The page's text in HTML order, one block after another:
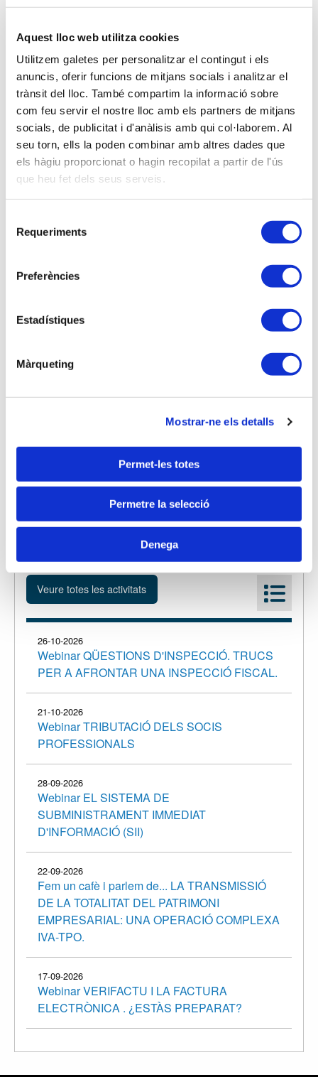
Aquest lloc web utilitza cookies
Utilitzem galetes per personalitzar el contingut i els
anuncis, oferir funcions de mitjans socials i analitzar el
trànsit del lloc. També compartim la informació sobre
com feu servir el nostre lloc amb els partners de mitjans
socials, de publicitat i d'anàlisis amb qui col·laborem. Al
seu torn, ells la poden combinar amb altres dades que
els hàgiu proporcionat o hagin recopilat a partir de l'ús
que heu fet dels seus serveis.
Requeriments
Preferències
Estadístiques
Màrqueting
Mostrar-ne els detalls
Permet-les totes
Permetre la selecció
Denega
Jornada PACTES SUCCESSORIS I LA SEVA REPERCUSSIÓ
22-03-2017 -Aula formativa
Curs QÜESTIONS DETERMINADES IVA - Girona
1, 8, 15 i 22 de març de 2017
Anterior
SUBMINISTRAMENT IMMEDIAT
D'INFORMACIÓ (SII)
amb Alberto Moril, Tècnic d'Hisenda a
l'Administració Digital Integral (ADI) de València.
26-10-2026
Webinar QÜESTIONS D'INSPECCIÓ. TRUCS
PER A AFRONTAR UNA INSPECCIÓ FISCAL.
21-10-2026
Webinar TRIBUTACIÓ DELS SOCIS
PROFESSIONALS
28-09-2026
Webinar EL SISTEMA DE
SUBMINISTRAMENT IMMEDIAT
D'INFORMACIÓ (SII)
22-09-2026
Fem un cafè i parlem de... LA TRANSMISSIÓ
DE LA TOTALITAT DEL PATRIMONI
EMPRESARIAL: UNA OPERACIÓ COMPLEXA
IVA-TPO.
17-09-2026
Webinar VERIFACTU I LA FACTURA
ELECTRÒNICA . ¿ESTÀS PREPARAT?